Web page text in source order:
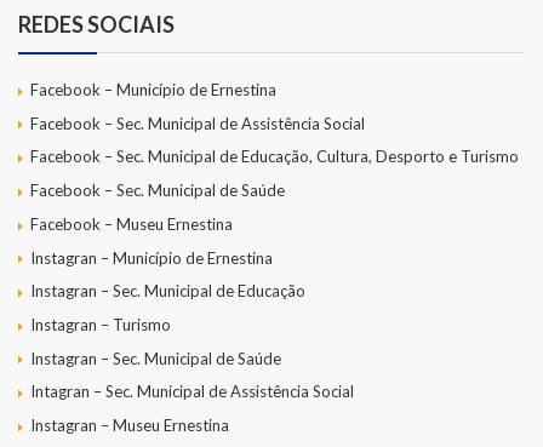
Acesso à Informação
Transparência
REDES SOCIAIS
Facebook – Município de Ernestina
Facebook – Sec. Municipal de Assistência Social
Facebook – Sec. Municipal de Educação, Cultura, Desporto e Turismo
Facebook – Sec. Municipal de Saúde
Facebook – Museu Ernestina
Instagran – Município de Ernestina
Instagran – Sec. Municipal de Educação
Instagran – Turismo
Instagran – Sec. Municipal de Saúde
Intagran – Sec. Municipal de Assistência Social
Instagran – Museu Ernestina